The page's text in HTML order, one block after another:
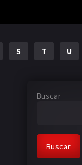
S T U
Buscar
Buscar